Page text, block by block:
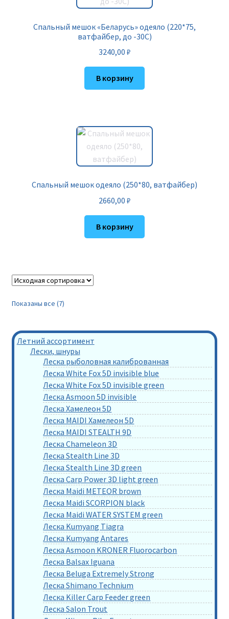
Спальный мешок «Беларусь» одеяло (220*75,
ватфайбер, до -30С)
3240,00 ₽
В корзину
Спальный мешок одеяло (250*80, ватфайбер)
2660,00 ₽
В корзину
Показаны все (7)
Летний ассортимент
Лески, шнуры
Леска рыболовная калиброванная
Леска White Fox 5D invisible blue
Леска White Fox 5D invisible green
Леска Asmoon 5D invisible
Леска Хамелеон 5D
Леска MAIDI Хамелеон 5D
Леска MAIDI STEALTH 9D
Леска Chameleon 3D
Леска Stealth Line 3D
Леска Stealth Line 3D green
Леска Carp Power 3D light green
Леска Maidi METEOR brown
Леска Maidi SCORPION black
Леска Maidi WATER SYSTEM green
Леска Kumyang Tiagra
Леска Kumyang Antares
Леска Asmoon KRONER Fluorocarbon
Леска Balsax Iguana
Леска Beluga Extremely Strong
Леска Shimano Technium
Леска Killer Carp Feeder green
Леска Salon Trout